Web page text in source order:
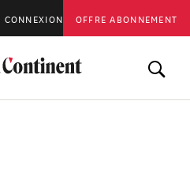
CONNEXION OFFRE ABONNEMENT